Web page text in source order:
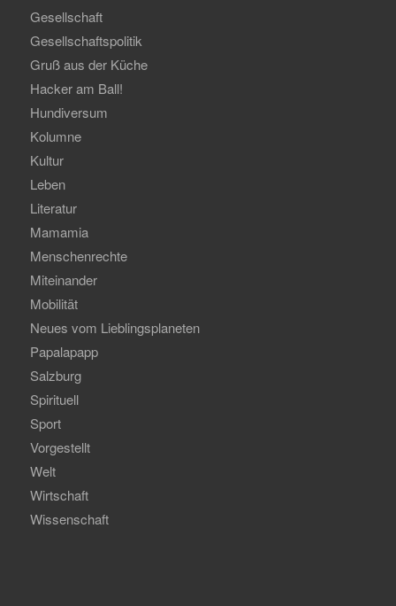
Gesellschaft
Gesellschaftspolitik
Gruß aus der Küche
Hacker am Ball!
Hundiversum
Kolumne
Kultur
Leben
Literatur
Mamamia
Menschenrechte
Miteinander
Mobilität
Neues vom Lieblingsplaneten
Papalapapp
Salzburg
Spirituell
Sport
Vorgestellt
Welt
Wirtschaft
Wissenschaft